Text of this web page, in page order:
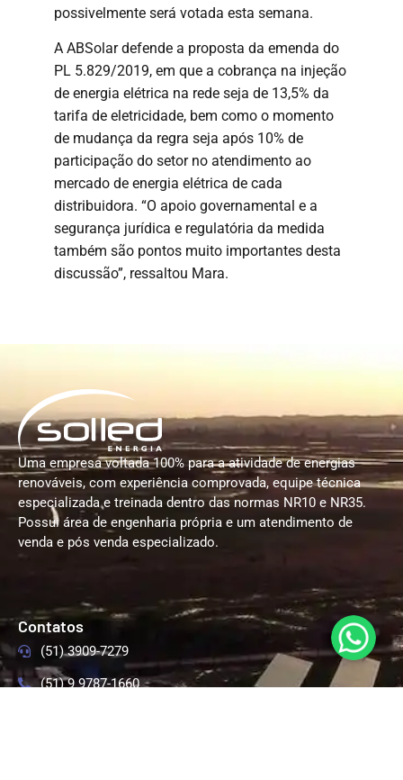
possivelmente será votada esta semana.
A ABSolar defende a proposta da emenda do
PL 5.829/2019, em que a cobrança na injeção
de energia elétrica na rede seja de 13,5% da
tarifa de eletricidade, bem como o momento
de mudança da regra seja após 10% de
participação do setor no atendimento ao
mercado de energia elétrica de cada
distribuidora. “O apoio governamental e a
segurança jurídica e regulatória da medida
também são pontos muito importantes desta
discussão”, ressaltou Mara.
Uma empresa voltada 100% para a atividade de energias
renováveis, com experiência comprovada, equipe técnica
especializada e treinada dentro das normas NR10 e NR35.
Possui área de engenharia própria e um atendimento de
venda e pós venda especializado.
Contatos
(51) 3909-7279
(51) 9 9787-1660